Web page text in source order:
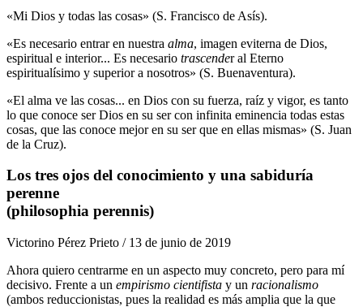
«Mi Dios y todas las cosas» (S. Francisco de Asís).
«Es necesario entrar en nuestra alma, imagen eviterna de Dios,
espiritual e interior... Es necesario trascender al Eterno
espiritualísimo y superior a nosotros» (S. Buenaventura).
«El alma ve las cosas... en Dios con su fuerza, raíz y vigor, es tanto
lo que conoce ser Dios en su ser con infinita eminencia todas estas
cosas, que las conoce mejor en su ser que en ellas mismas» (S. Juan
de la Cruz).
Los tres ojos del conocimiento y una sabiduría
perenne
(philosophia perennis)
Victorino Pérez Prieto / 13 de junio de 2019
Ahora quiero centrarme en un aspecto muy concreto, pero para mí
decisivo. Frente a un empirismo cientifista y un racionalismo
(ambos reduccionistas, pues la realidad es más amplia que la que